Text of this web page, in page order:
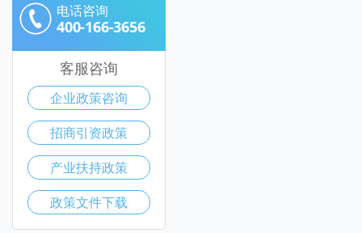
电话咨询
400-166-3656
客服咨询
企业政策咨询
招商引资政策
产业扶持政策
政策文件下载